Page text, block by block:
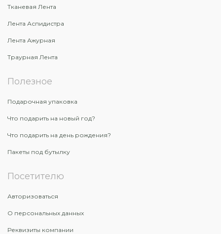
Тканевая Лента
Лента Аспидистра
Лента Ажурная
Траурная Лента
Полезное
Подарочная упаковка
Что подарить на новый год?
Что подарить на день рождения?
Пакеты под бутылку
Посетителю
Авторизоваться
О персональных данных
Реквизиты компании